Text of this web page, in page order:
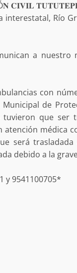
𝐂𝐈𝐕𝐈𝐋
Río
a nuestro
con
de
que ser
médica
será
debido a la
y 9541100705*
Seguridad
NACIDA.